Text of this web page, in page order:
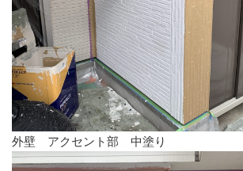
外壁 アクセント部 中塗り